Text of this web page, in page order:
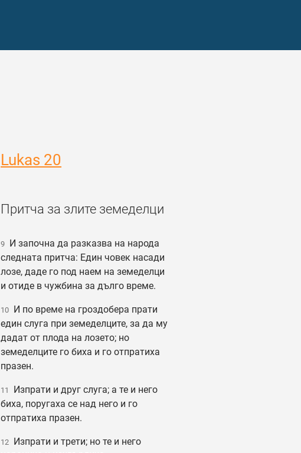
Lukas 20
Притча за злите земеделци
9 И започна да разказва на народа
следната притча: Един човек насади
лозе, даде го под наем на земеделци
и отиде в чужбина за дълго време.
10 И по време на гроздобера прати
един слуга при земеделците, за да му
дадат от плода на лозето; но
земеделците го биха и го отпратиха
празен.
11
Изпрати и друг слуга; а те и него
биха, поругаха се над него и го
отпратиха празен.
12 Изпрати и трети; но те и него